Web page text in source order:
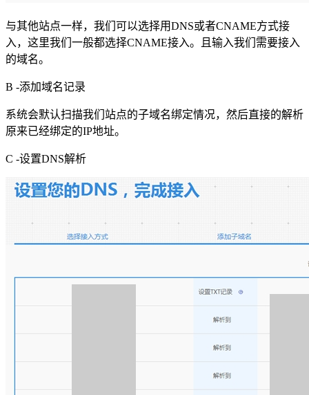
与其他站点一样，我们可以选择用DNS或者CNAME方式接
入，这里我们一般都选择CNAME接入。且输入我们需要接入
的域名。
B -添加域名记录
系统会默认扫描我们站点的子域名绑定情况，然后直接的解析
原来已经绑定的IP地址。
C -设置DNS解析